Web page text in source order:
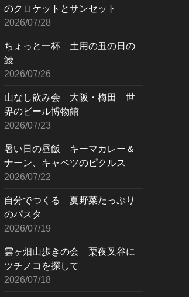
のクロケットとサンセット
2026/07/28
ちょっと一杯 土用の丑の日の
鰻
2026/07/26
山なし飲み会 大阪・梅田 世
界のビール博物館
2026/07/23
暑い日の昼飯 キーマカレー＆
ナーン、キャベツのピクルス
2026/07/22
自分でつくる 夏野菜たっぷり
のパスタ
2026/07/19
雲ヶ畑山歩きの会 栗夜叉谷に
ツチノコを探して
2026/07/18